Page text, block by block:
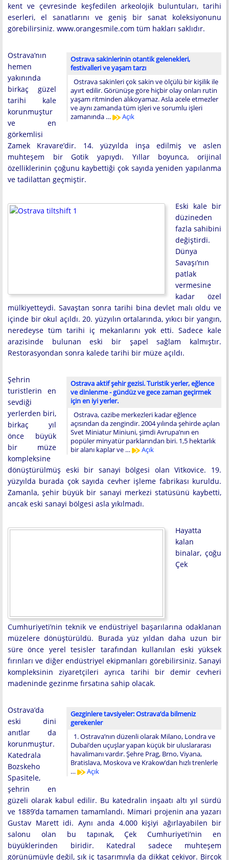
kent ve çevresinde keşfedilen arkeolojik buluntuları, tarihi
eserleri, el sanatlarını ve geniş bir sanat koleksiyonunu
görebilirsiniz. www.orangesmile.com tüm hakları saklıdır.
Ostrava sakinlerinin otantik gelenekleri,
festivalleri ve yaşam tarzı
Ostrava sakinleri çok sakin ve ölçülü bir kişilik ile
ayırt edilir. Görünüşe göre hiçbir olay onları rutin
yaşam ritminden alıkoyamaz. Asla acele etmezler
ve aynı zamanda tüm işleri ve sorumlu işleri
zamanında …
Açık
Ostrava’nın
hemen
yakınında
birkaç güzel
tarihi kale
korunmuştur
ve en
görkemlisi
Zamek Kravare’dir. 14. yüzyılda inşa edilmiş ve aslen
muhteşem bir Gotik yapıydı. Yıllar boyunca, orijinal
özelliklerinin çoğunu kaybettiği çok sayıda yeniden yapılanma
ve tadilattan geçmiştir.
Eski kale bir
düzineden
fazla sahibini
değiştirdi.
Dünya
Savaşı’nın
patlak
vermesine
kadar özel
mülkiyetteydi. Savaştan sonra tarihi bina devlet malı oldu ve
içinde bir okul açıldı. 20. yüzyılın ortalarında, yıkıcı bir yangın,
neredeyse tüm tarihi iç mekanlarını yok etti. Sadece kale
arazisinde bulunan eski bir şapel sağlam kalmıştır.
Restorasyondan sonra kalede tarihi bir müze açıldı.
Ostrava aktif şehir gezisi. Turistik yerler, eğlence
ve dinlenme - gündüz ve gece zaman geçirmek
için en iyi yerler.
Ostrava, cazibe merkezleri kadar eğlence
açısından da zengindir. 2004 yılında şehirde açılan
Svet Miniatur Miniuni, şimdi Avrupa’nın en
popüler minyatür parklarından biri. 1,5 hektarlık
bir alanı kaplar ve …
Açık
Şehrin
turistlerin en
sevdiği
yerlerden biri,
birkaç yıl
önce büyük
bir müze
kompleksine
dönüştürülmüş eski bir sanayi bölgesi olan Vitkovice. 19.
yüzyılda burada çok sayıda cevher işleme fabrikası kuruldu.
Zamanla, şehir büyük bir sanayi merkezi statüsünü kaybetti,
ancak eski sanayi bölgesi asla yıkılmadı.
Hayatta
kalan
binalar, çoğu
Çek
Cumhuriyeti’nin teknik ve endüstriyel başarılarına odaklanan
müzelere dönüştürüldü. Burada yüz yıldan daha uzun bir
süre önce yerel tesisler tarafından kullanılan eski yüksek
fırınları ve diğer endüstriyel ekipmanları görebilirsiniz. Sanayi
kompleksinin ziyaretçileri ayrıca tarihi bir demir cevheri
madeninde gezinme fırsatına sahip olacak.
Gezginlere tavsiyeler: Ostrava’da bilmeniz
gerekenler
1. Ostrava’nın düzenli olarak Milano, Londra ve
Dubai’den uçuşlar yapan küçük bir uluslararası
havalimanı vardır. Şehre Prag, Brno, Viyana,
Bratislava, Moskova ve Krakow’dan hızlı trenlerle
…
Açık
Ostrava’da
eski dini
anıtlar da
korunmuştur.
Katedrala
Bozskeho
Spasitele,
şehrin en
güzeli olarak kabul edilir. Bu katedralin inşaatı altı yıl sürdü
ve 1889’da tamamen tamamlandı. Mimari projenin ana yazarı
Gustav Marett idi. Aynı anda 4.000 kişiyi ağırlayabilen bir
salonu olan bu tapınak, Çek Cumhuriyeti’nin en
büyüklerinden biridir. Katedral sadece muhteşem
görünümüyle değil, şık iç tasarımıyla da dikkat çekiyor. Birçok